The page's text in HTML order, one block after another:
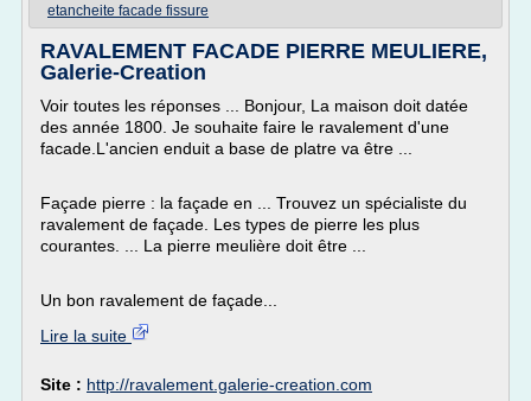
etancheite facade fissure
RAVALEMENT FACADE PIERRE MEULIERE,
Galerie-Creation
Voir toutes les réponses ... Bonjour, La maison doit datée
des année 1800. Je souhaite faire le ravalement d'une
facade.L'ancien enduit a base de platre va être ...
Façade pierre : la façade en ... Trouvez un spécialiste du
ravalement de façade. Les types de pierre les plus
courantes. ... La pierre meulière doit être ...
Un bon ravalement de façade...
Lire la suite
Site : http://ravalement.galerie-creation.com